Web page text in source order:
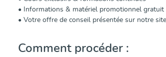
• Informations & matériel promotionnel gratuit
• Votre offre de conseil présentée sur notre
Comment procéder :